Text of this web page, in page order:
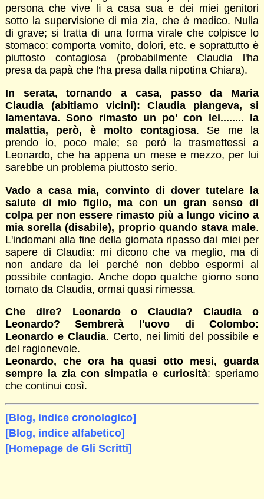
persona che vive lì a casa sua e dei miei genitori
sotto la supervisione di mia zia, che è medico. Nulla
di grave; si tratta di una forma virale che colpisce lo
stomaco: comporta vomito, dolori, etc. e soprattutto è
piuttosto contagiosa (probabilmente Claudia l'ha
presa da papà che l'ha presa dalla nipotina Chiara).
In serata, tornando a casa, passo da Maria
Claudia (abitiamo vicini): Claudia piangeva, si
lamentava. Sono rimasto un po' con lei........ la
malattia, però, è molto contagiosa. Se me la
prendo io, poco male; se però la trasmettessi a
Leonardo, che ha appena un mese e mezzo, per lui
sarebbe un problema piuttosto serio.
Vado a casa mia, convinto di dover tutelare la
salute di mio figlio, ma con un gran senso di
colpa per non essere rimasto più a lungo vicino a
mia sorella (disabile), proprio quando stava male.
L'indomani alla fine della giornata ripasso dai miei per
sapere di Claudia: mi dicono che va meglio, ma di
non andare da lei perché non debbo espormi al
possibile contagio. Anche dopo qualche giorno sono
tornato da Claudia, ormai quasi rimessa.
Che dire? Leonardo o Claudia? Claudia o
Leonardo? Sembrerà l'uovo di Colombo:
Leonardo e Claudia. Certo, nei limiti del possibile e
del ragionevole.
Leonardo, che ora ha quasi otto mesi, guarda
sempre la zia con simpatia e curiosità: speriamo
che continui così.
[Blog, indice cronologico]
[Blog, indice alfabetico]
[Homepage de Gli Scritti]